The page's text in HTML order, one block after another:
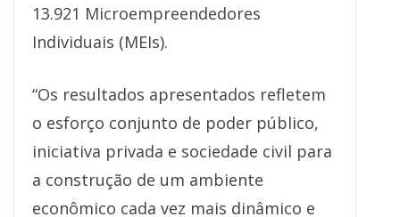
13.921 Microempreendedores
Individuais (MEIs).
“Os resultados apresentados refletem
o esforço conjunto de poder público,
iniciativa privada e sociedade civil para
a construção de um ambiente
econômico cada vez mais dinâmico e